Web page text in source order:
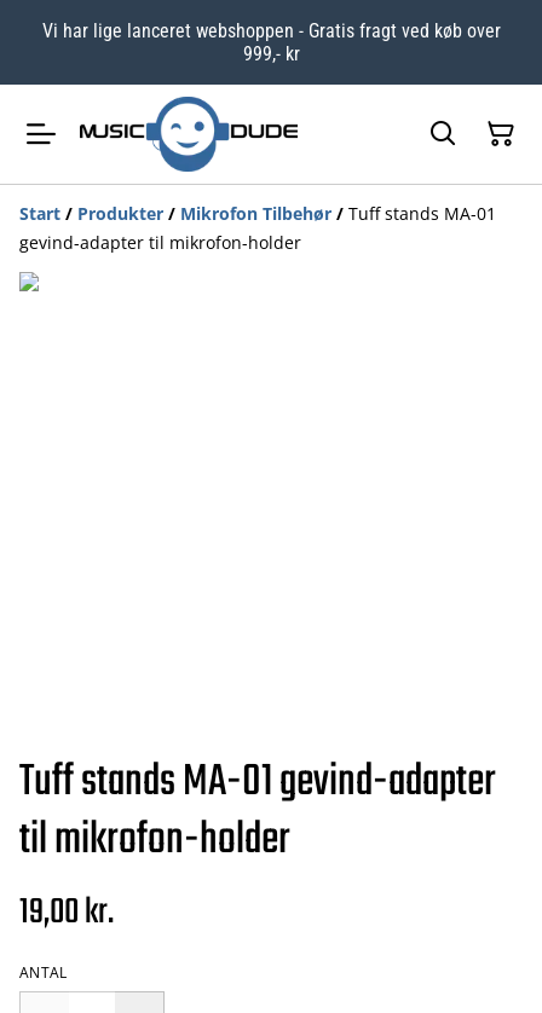
Vi har lige lanceret webshoppen - Gratis fragt ved køb over
999,- kr
Start / Produkter / Mikrofon Tilbehør / Tuff stands MA-01
gevind-adapter til mikrofon-holder
Tuff stands MA-01 gevind-adapter
til mikrofon-holder
19,00 kr.
ANTAL